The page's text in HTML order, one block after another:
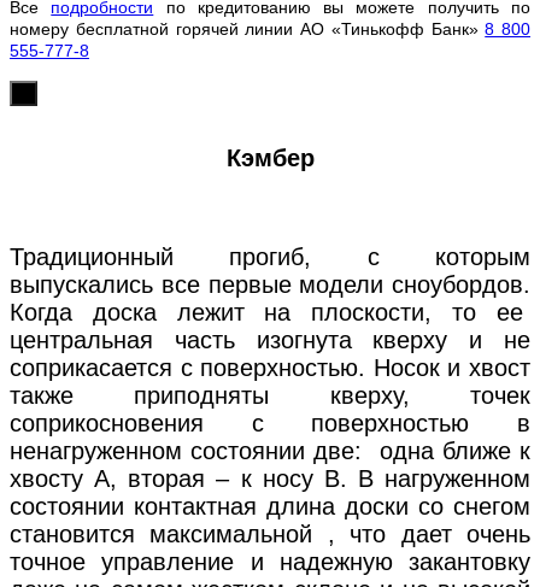
Все подробности по кредитованию вы можете получить по
номеру бесплатной горячей линии АО «Тинькофф Банк»8 800
555-777-8
Кэмбер
Традиционный прогиб, с которым
выпускались все первые модели сноубордов.
Когда доска лежит на плоскости, то ее
центральная часть изогнута кверху и не
соприкасается с поверхностью. Носок и хвост
также приподняты кверху, точек
соприкосновения с поверхностью в
ненагруженном состоянии две: одна ближе к
хвосту А, вторая – к носу В. В нагруженном
состоянии контактная длина доски со снегом
становится максимальной , что дает очень
точное управление и надежную закантовку